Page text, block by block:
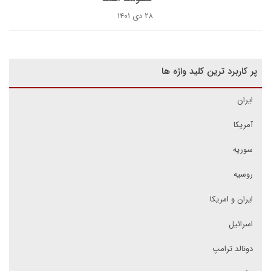
۲۸ دی ۱۴۰۱
پر کاربرد ترین کلید واژه ها
ایران
آمریکا
سوریه
روسیه
ایران و امریکا
اسرائیل
دونالد ترامپ